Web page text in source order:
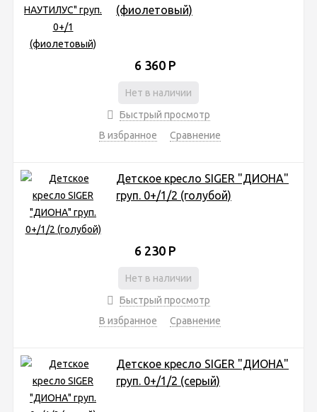
(фиолетовый)
6 360 Р
Нет в наличии
Быстрый просмотр
В избранное
Сравнение
Детское кресло SIGER "ДИОНА"
груп. 0+/1/2 (голубой)
6 230 Р
Нет в наличии
Быстрый просмотр
В избранное
Сравнение
Детское кресло SIGER "ДИОНА"
груп. 0+/1/2 (серый)